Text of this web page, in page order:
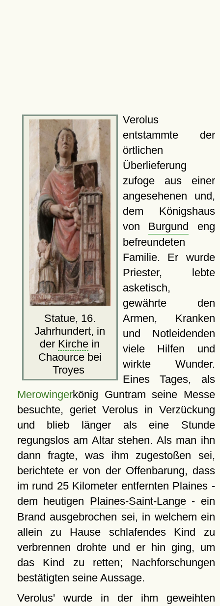
Statue, 16.
Jahrhundert, in
der Kirche in
Chaource bei
Troyes
Verolus
entstammte der
örtlichen
Überlieferung
zufoge aus einer
angesehenen und,
dem Königshaus
von Burgund eng
befreundeten
Familie. Er wurde
Priester, lebte
asketisch,
gewährte den
Armen, Kranken
und Notleidenden
viele Hilfen und
wirkte Wunder.
Eines Tages, als
Merowingerkönig Guntram seine Messe
besuchte, geriet Verolus in Verzückung
und blieb länger als eine Stunde
regungslos am Altar stehen. Als man ihn
dann fragte, was ihm zugestoßen sei,
berichtete er von der Offenbarung, dass
im rund 25 Kilometer entfernten Plaines -
dem heutigen Plaines-Saint-Lange- ein
Brand ausgebrochen sei, in welchem ein
allein zu Hause schlafendes Kind zu
verbrennen drohte und er hin ging, um
das Kind zu retten; Nachforschungen
bestätigten seine Aussage.
Verolus' wurde in der ihm geweihten